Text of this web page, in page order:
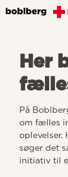
Her
På
om fælles
oplevelser.
søger det
initiativ til